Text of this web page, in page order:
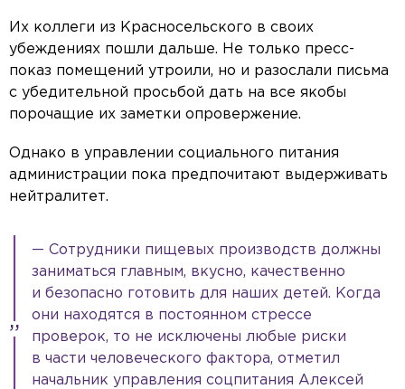
Их коллеги из Красносельского в своих
убеждениях пошли дальше. Не только пресс-
показ помещений утроили, но и разослали письма
с убедительной просьбой дать на все якобы
порочащие их заметки опровержение.
Однако в управлении социального питания
администрации пока предпочитают выдерживать
нейтралитет.
— Сотрудники пищевых производств должны
заниматься главным, вкусно, качественно
и безопасно готовить для наших детей. Когда
они находятся в постоянном стрессе
проверок, то не исключены любые риски
в части человеческого фактора, отметил
начальник управления соцпитания Алексей